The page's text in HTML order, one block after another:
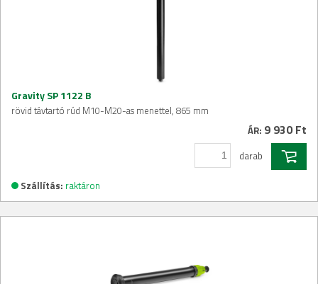
Gravity SP 1122 B
rövid távtartó rúd M10-M20-as menettel, 865 mm
ÁR: 9 930 Ft
darab
Szállítás: raktáron